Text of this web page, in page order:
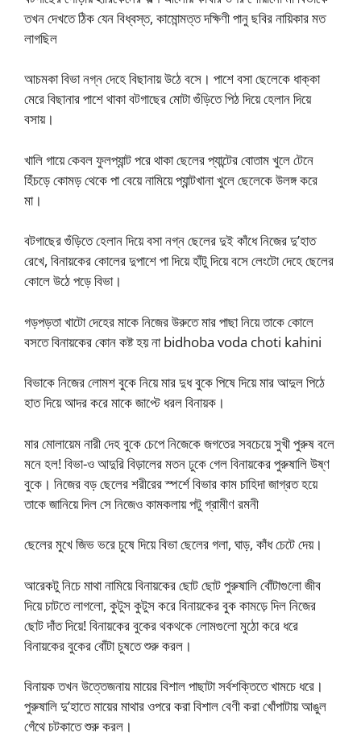
তখন দেখতে ঠিক যেন বিধ্বস্ত, কামোন্মত্ত দক্ষিণী পানু ছবির নায়িকার মত
লাগছিল
আচমকা বিভা নগ্ন দেহে বিছানায় উঠে বসে। পাশে বসা ছেলেকে ধাক্কা
মেরে বিছানার পাশে থাকা বটগাছের মোটা গুঁড়িতে পিঠ দিয়ে হেলান দিয়ে
বসায়।
খালি গায়ে কেবল ফুলপ্যান্ট পরে থাকা ছেলের প্যান্টের বোতাম খুলে টেনে
হিঁচড়ে কোমড় থেকে পা বেয়ে নামিয়ে প্যান্টখানা খুলে ছেলেকে উলঙ্গ করে
মা।
বটগাছের গুঁড়িতে হেলান দিয়ে বসা নগ্ন ছেলের দুই কাঁধে নিজের দু’হাত
রেখে, বিনায়কের কোলের দুপাশে পা দিয়ে হাঁটু দিয়ে বসে লেংটো দেহে ছেলের
কোলে উঠে পড়ে বিভা।
গড়পড়তা খাটো দেহের মাকে নিজের উরুতে মার পাছা নিয়ে তাকে কোলে
বসতে বিনায়কের কোন কষ্ট হয় না bidhoba voda choti kahini
বিভাকে নিজের লোমশ বুকে নিয়ে মার দুধ বুকে পিষে দিয়ে মার আদুল পিঠে
হাত দিয়ে আদর করে মাকে জাপ্টে ধরল বিনায়ক।
মার মোলায়েম নারী দেহ বুকে চেপে নিজেকে জগতের সবচেয়ে সুখী পুরুষ বলে
মনে হল! বিভা-ও আদুরি বিড়ালের মতন ঢুকে গেল বিনায়কের পুরুষালি উষ্ণ
বুকে। নিজের বড় ছেলের শরীরের স্পর্শে বিভার কাম চাহিদা জাগ্রত হয়ে
তাকে জানিয়ে দিল সে নিজেও কামকলায় পটু গ্রামীণ রমনী
ছেলের মুখে জিভ ভরে চুষে দিয়ে বিভা ছেলের গলা, ঘাড়, কাঁধ চেটে দেয়।
আরেকটু নিচে মাথা নামিয়ে বিনায়কের ছোট ছোট পুরুষালি বোঁটাগুলো জীব
দিয়ে চাটতে লাগলো, কুটুস কুটুস করে বিনায়কের বুক কামড়ে দিল নিজের
ছোট দাঁত দিয়ে! বিনায়কের বুকের থকথকে লোমগুলো মুঠো করে ধরে
বিনায়কের বুকের বোঁটা চুষতে শুরু করল।
বিনায়ক তখন উত্তেজনায় মায়ের বিশাল পাছাটা সর্বশক্তিতে খামচে ধরে।
পুরুষালি দু’হাতে মায়ের মাথার ওপরে করা বিশাল বেণী করা খোঁপাটায় আঙুল
গেঁথে চটকাতে শুরু করল।